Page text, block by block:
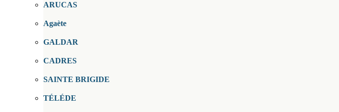
ARUCAS
Agaète
GALDAR
CADRES
SAINTE BRIGIDE
TÉLÉDE